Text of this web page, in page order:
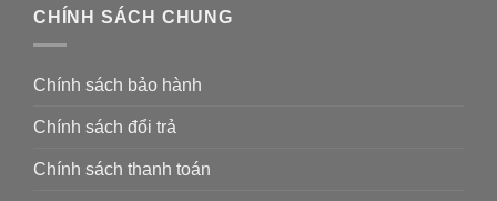
CHÍNH SÁCH CHUNG
Chính sách bảo hành
Chính sách đổi trả
Chính sách thanh toán